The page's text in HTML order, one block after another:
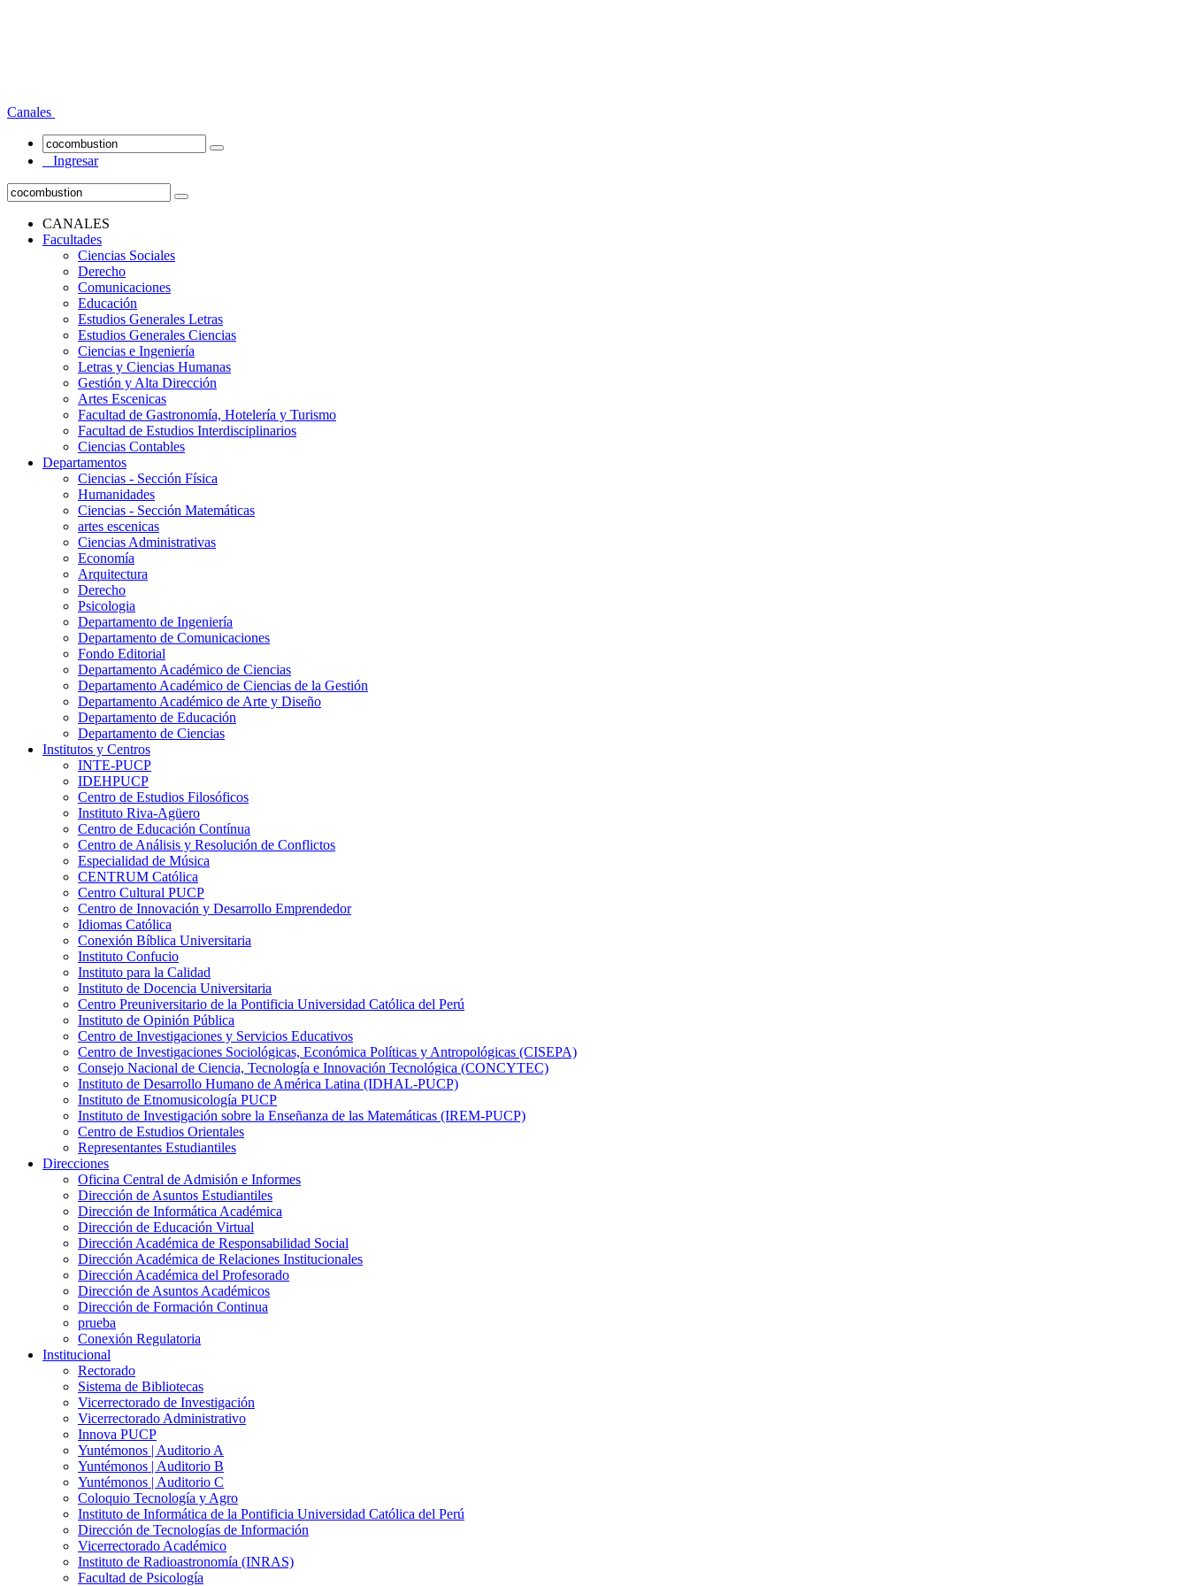
Canales
Ingresar
CANALES
Facultades
Ciencias Sociales
Derecho
Comunicaciones
Educación
Estudios Generales Letras
Estudios Generales Ciencias
Ciencias e Ingeniería
Letras y Ciencias Humanas
Gestión y Alta Dirección
Artes Escenicas
Facultad de Gastronomía, Hotelería y Turismo
Facultad de Estudios Interdisciplinarios
Ciencias Contables
Departamentos
Ciencias - Sección Física
Humanidades
Ciencias - Sección Matemáticas
artes escenicas
Ciencias Administrativas
Economía
Arquitectura
Derecho
Psicologia
Departamento de Ingeniería
Departamento de Comunicaciones
Fondo Editorial
Departamento Académico de Ciencias
Departamento Académico de Ciencias de la Gestión
Departamento Académico de Arte y Diseño
Departamento de Educación
Departamento de Ciencias
Institutos y Centros
INTE-PUCP
IDEHPUCP
Centro de Estudios Filosóficos
Instituto Riva-Agüero
Centro de Educación Contínua
Centro de Análisis y Resolución de Conflictos
Especialidad de Música
CENTRUM Católica
Centro Cultural PUCP
Centro de Innovación y Desarrollo Emprendedor
Idiomas Católica
Conexión Bíblica Universitaria
Instituto Confucio
Instituto para la Calidad
Instituto de Docencia Universitaria
Centro Preuniversitario de la Pontificia Universidad Católica del Perú
Instituto de Opinión Pública
Centro de Investigaciones y Servicios Educativos
Centro de Investigaciones Sociológicas, Económica Políticas y Antropológicas (CISEPA)
Consejo Nacional de Ciencia, Tecnología e Innovación Tecnológica (CONCYTEC)
Instituto de Desarrollo Humano de América Latina (IDHAL-PUCP)
Instituto de Etnomusicología PUCP
Instituto de Investigación sobre la Enseñanza de las Matemáticas (IREM-PUCP)
Centro de Estudios Orientales
Representantes Estudiantiles
Direcciones
Oficina Central de Admisión e Informes
Dirección de Asuntos Estudiantiles
Dirección de Informática Académica
Dirección de Educación Virtual
Dirección Académica de Responsabilidad Social
Dirección Académica de Relaciones Institucionales
Dirección Académica del Profesorado
Dirección de Asuntos Académicos
Dirección de Formación Continua
prueba
Conexión Regulatoria
Institucional
Rectorado
Sistema de Bibliotecas
Vicerrectorado de Investigación
Vicerrectorado Administrativo
Innova PUCP
Yuntémonos | Auditorio A
Yuntémonos | Auditorio B
Yuntémonos | Auditorio C
Coloquio Tecnología y Agro
Instituto de Informática de la Pontificia Universidad Católica del Perú
Dirección de Tecnologías de Información
Vicerrectorado Académico
Instituto de Radioastronomía (INRAS)
Facultad de Psicología